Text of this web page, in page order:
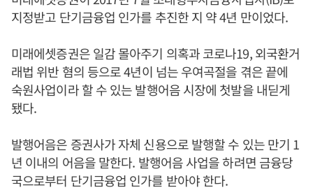
지정받고 단기금융업 인가를 추진한 지 약 4년 만이었다.
미래에셋증권은 일감 몰아주기 의혹과 코로나19, 외국환거
래법 위반 혐의 등으로 4년이 넘는 우여곡절을 겪은 끝에
숙원사업이라 할 수 있는 발행어음 시장에 첫발을 내딛게
됐다.
발행어음은 증권사가 자체 신용으로 발행할 수 있는 만기 1
년 이내의 어음을 말한다. 발행어음 사업을 하려면 금융당
국으로부터 단기금융업 인가를 받아야 한다.